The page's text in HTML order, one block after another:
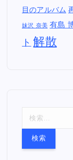
目のアルバム
妹沢 奈美 有島
ト 解散